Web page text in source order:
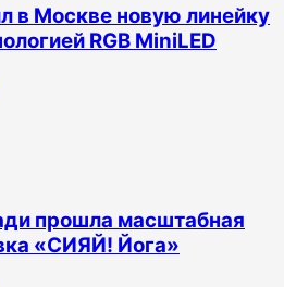
в Москве новую линейку
RGB MiniLED
прошла масштабная
«СИЯЙ! Йога»